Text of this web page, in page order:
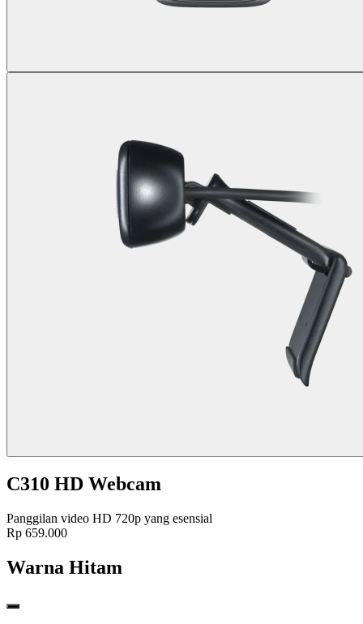
C310 HD Webcam
Panggilan video HD 720p yang esensial
Rp 659.000
Warna Hitam